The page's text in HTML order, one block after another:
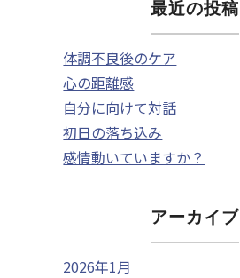
最近の投稿
体調不良後のケア
心の距離感
自分に向けて対話
初日の落ち込み
感情動いていますか？
アーカイブ
2026年1月